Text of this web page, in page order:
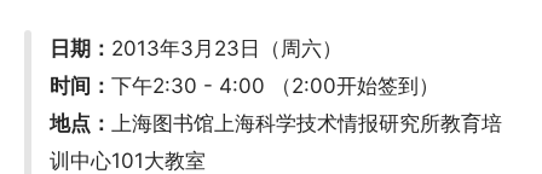
日期： 2013年3月23日（周六）
时间：下午2:30 - 4:00 （2:00开始签到）
地点：
上海图书馆上海科学技术情报研究所教育培
训中心101大教室